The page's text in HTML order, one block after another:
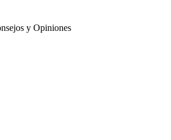
y Opiniones